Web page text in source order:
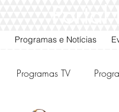
Programas e Notícias
Programas TV